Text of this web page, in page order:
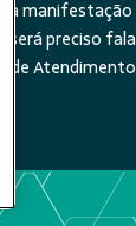
será preciso
de